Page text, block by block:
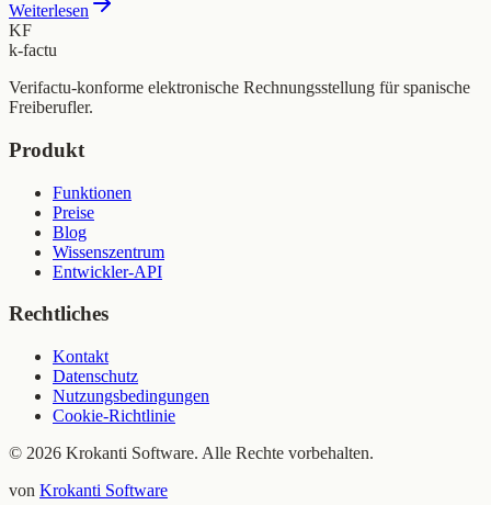
Weiterlesen
KF
k-factu
Verifactu-konforme elektronische Rechnungsstellung für spanische
Freiberufler.
Produkt
Funktionen
Preise
Blog
Wissenszentrum
Entwickler-API
Rechtliches
Kontakt
Datenschutz
Nutzungsbedingungen
Cookie-Richtlinie
© 2026 Krokanti Software. Alle Rechte vorbehalten.
von Krokanti Software